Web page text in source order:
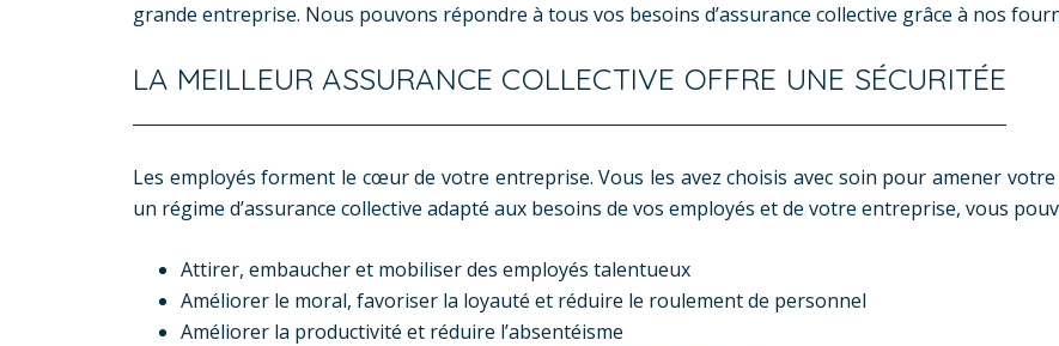
grande entreprise. Nous pouvons répondre à tous vos besoins d’assurance collective grâce à nos
LA MEILLEUR ASSURANCE COLLECTIVE OFFRE UNE SÉCURITÉE
Les employés forment le cœur de votre entreprise. Vous les avez choisis avec soin pour amener
un régime d’assurance collective adapté aux besoins de vos employés et de votre entreprise, vous
Attirer, embaucher et mobiliser des employés talentueux
Améliorer le moral, favoriser la loyauté et réduire le roulement de personnel
Améliorer la productivité et réduire l’absentéisme